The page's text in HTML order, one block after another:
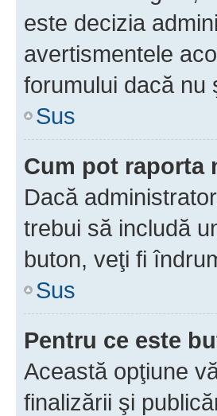
este decizia
avertismentele
forumului dacă nu
Sus
Cum pot raporta
Dacă
trebui să includă
buton, veţi fi
Sus
Pentru ce este
Această opţiune
finalizării şi